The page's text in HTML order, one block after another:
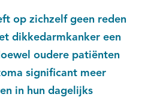
op zichzelf geen reden
dikkedarmkanker een
oudere patiënten
significant meer
in hun dagelijks